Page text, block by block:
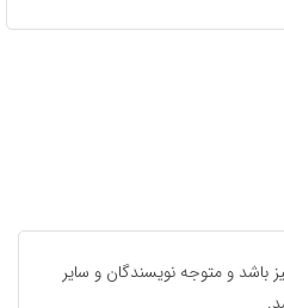
باشد و متوجه نویسندگان و سایر